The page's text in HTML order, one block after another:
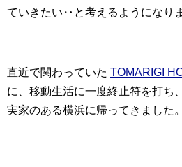
ていきたい‥と考えるようになり
直近で関わっていた TOMARIGI
に、移動生活に一度終止符を打ち
実家のある横浜に帰ってきました。